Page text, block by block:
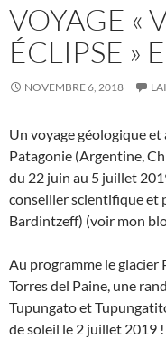
VOYAGE «
ÉCLIPSE »
NOVEMBRE 6, 2018
Un voyage géologique
Patagonie (Argentine,
du 22 juin au 5 juillet
conseiller scientifique et
Bardintzeff) (voir mon
Au programme le
Torres del Paine, une
Tupungato et
de soleil le 2 juillet 2019 !